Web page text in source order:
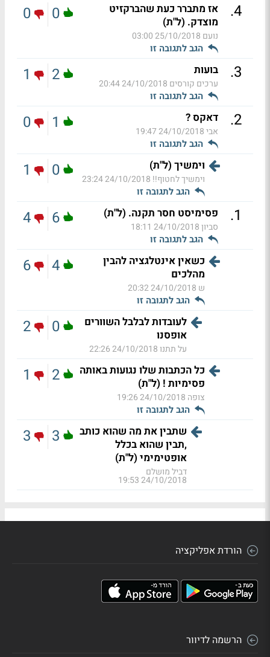
4
.
אז מתברר כעת שהברקזיט
מוצדק. (ל"ת)
נועם 25/10/2018 03:00
הגב לתגובה זו
0
0
3
. בועות
ערכים קורסים 24/10/2018 20:44
הגב לתגובה זו
2
1
2
. דאקס ?
אבי24/10/2018 19:47
הגב לתגובה זו
1
0
וימשיך (ל"ת)
וימשיך לחטוף!! 24/10/2018 23:24
הגב לתגובה זו
0
1
1
. פסימיסט חסר תקנה. (ל"ת)
סביון24/10/2018 18:11
הגב לתגובה זו
6
4
כשאין אינטלגציה להבין
מהלכים
ש 24/10/2018 20:32
הגב לתגובה זו
4
6
לעובדות לבלבל השוורים
אופסנו
על תתנו24/10/2018 22:26
0
2
כל הכתבות שלו נגועות באותה
פסימיות ! (ל"ת)
צופה 24/10/2018 19:26
הגב לתגובה זו
2
1
שתבין את מה שהוא כותב
,תבין שהוא בכלל
אופטימימי (ל"ת)
דביל מושלם
24/10/2018 19:53
3
3
הורדת אפליקציה
הרשמה לדיוור